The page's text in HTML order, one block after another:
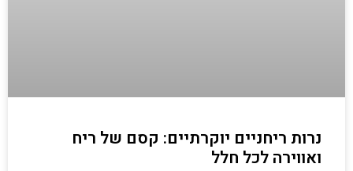
נרות ריחניים יוקרתיים: קסם של ריח
ואווירה לכל חלל